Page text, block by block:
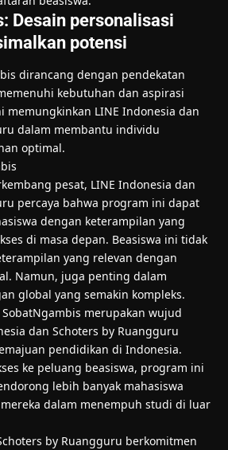
Desain personalisasi
potensi
dirancang dengan pendekatan
kebutuhan dan aspirasi
memungkinkan LINE Indonesia dan
dalam membantu individu
optimal.
pesat, LINE Indonesia dan
percaya bahwa program ini dapat
dengan keterampilan yang
di masa depan. Beasiswa ini tidak
yang relevan dengan
Namun, juga penting dalam
global yang semakin kompleks.
merupakan wujud
dan Schoters by Ruangguru
pendidikan di Indonesia.
ke peluang beasiswa, program ini
lebih banyak mahasiswa
dalam menempuh studi di luar
by Ruangguru berkomitmen